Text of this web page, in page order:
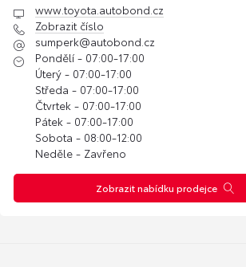
www.toyota.autobond.cz
Zobrazit číslo
sumperk@autobond.cz
Pondělí - 07:00-17:00
Úterý - 07:00-17:00
Středa - 07:00-17:00
Čtvrtek - 07:00-17:00
Pátek - 07:00-17:00
Sobota - 08:00-12:00
Neděle - Zavřeno
Zobrazit nabídku prodejce